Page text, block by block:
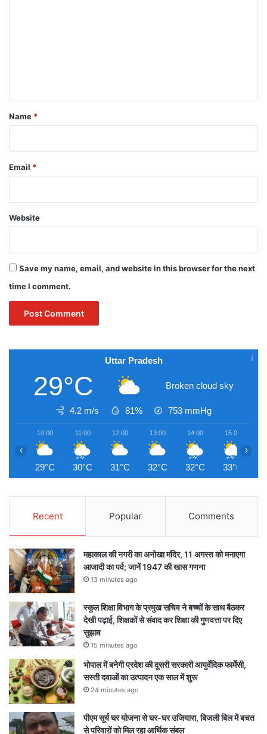
*
Name *
Email *
Website
Save my name, email, and website in this browser for the next
time I comment.
Uttar Pradesh
29°C Broken cloud sky
4.2 m/s 81% 753 mmHg
10:00
29°C
11:00
30°C
12:00
31°C
13:00
32°C
14:00
32°C
15:00
33°C
‹ ›
Recent Popular Comments
महाकाल की नगरी का अनोखा मंदिर, 11 अगस्त को मनाएगा
आजादी का पर्व; जानें 1947 की खास गणना
13 minutes ago
स्कूल शिक्षा विभाग के प्रमुख सचिव ने बच्चों के साथ बैठकर
देखी पढ़ाई, शिक्षकों से संवाद कर शिक्षा की गुणवत्ता पर दिए
सुझाव
15 minutes ago
भोपाल में बनेगी प्रदेश की दूसरी सरकारी आयुर्वेदिक फार्मेसी,
सस्ती दवाओं का उत्पादन एक साल में शुरू
24 minutes ago
पीएम सूर्य घर योजना से घर-घर उजियारा, बिजली बिल में बचत
से परिवारों को मिल रहा आर्थिक संबल